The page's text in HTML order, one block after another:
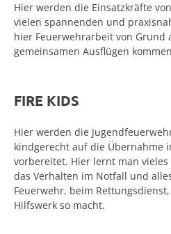
Hier werden die Einsatzkräfte
vielen spannenden und
hier Feuerwehrarbeit von Grund
gemeinsamen Ausflügen
FIRE KIDS
Hier werden die
kindgerecht auf die Übernahme
vorbereitet. Hier lernt man
das Verhalten im Notfall und
Feuerwehr, beim
Hilfswerk so macht.